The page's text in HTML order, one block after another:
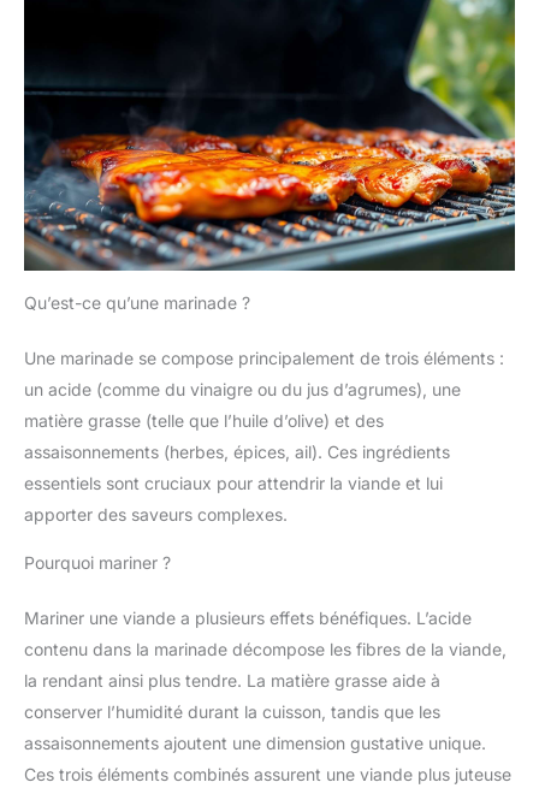
Qu’est-ce qu’une marinade ?
Une marinade se compose principalement de trois éléments :
un acide (comme du vinaigre ou du jus d’agrumes), une
matière grasse (telle que l’huile d’olive) et des
assaisonnements (herbes, épices, ail). Ces ingrédients
essentiels sont cruciaux pour attendrir la viande et lui
apporter des saveurs complexes.
Pourquoi mariner ?
Mariner une viande a plusieurs effets bénéfiques. L’acide
contenu dans la marinade décompose les fibres de la viande,
la rendant ainsi plus tendre. La matière grasse aide à
conserver l’humidité durant la cuisson, tandis que les
assaisonnements ajoutent une dimension gustative unique.
Ces trois éléments combinés assurent une viande plus juteuse